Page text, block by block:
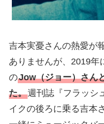
吉本実憂さんの熱愛が
ありませんが、2019年
のJow（ジョー）さん
た。週刊誌『フラッシ
イクの後ろに乗る吉本